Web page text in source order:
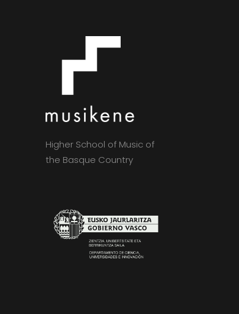
Higher School of Music of
the Basque Country